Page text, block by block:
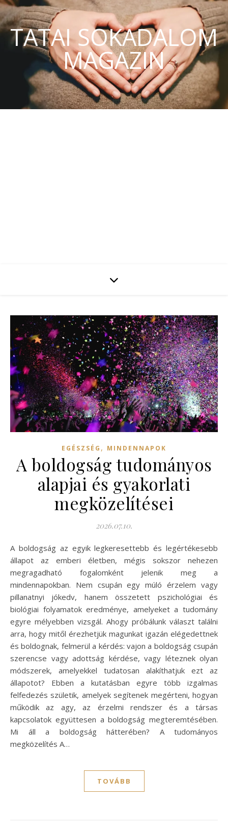
TATAI SOKADALOM
MAGAZIN
EGÉSZSÉG , MINDENNAPOK
A boldogság tudományos
alapjai és gyakorlati
megközelítései
2026.07.10.
A boldogság az egyik legkeresettebb és legértékesebb
állapot az emberi életben, mégis sokszor nehezen
megragadható fogalomként jelenik meg a
mindennapokban. Nem csupán egy múló érzelem vagy
pillanatnyi jókedv, hanem összetett pszichológiai és
biológiai folyamatok eredménye, amelyeket a tudomány
egyre mélyebben vizsgál. Ahogy próbálunk választ találni
arra, hogy mitől érezhetjük magunkat igazán elégedettnek
és boldognak, felmerül a kérdés: vajon a boldogság csupán
szerencse vagy adottság kérdése, vagy léteznek olyan
módszerek, amelyekkel tudatosan alakíthatjuk ezt az
állapotot? Ebben a kutatásban egyre több izgalmas
felfedezés születik, amelyek segítenek megérteni, hogyan
működik az agy, az érzelmi rendszer és a társas
kapcsolatok együttesen a boldogság megteremtésében.
Mi áll a boldogság hátterében? A tudományos
megközelítés A…
TOVÁBB